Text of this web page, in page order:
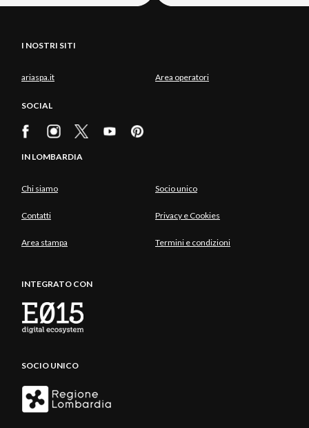
I NOSTRI SITI
ariaspa.it Area operatori
SOCIAL
IN LOMBARDIA
Chi siamo Socio unico
Contatti Privacy e Cookies
Area stampa Termini e condizioni
INTEGRATO CON
SOCIO UNICO